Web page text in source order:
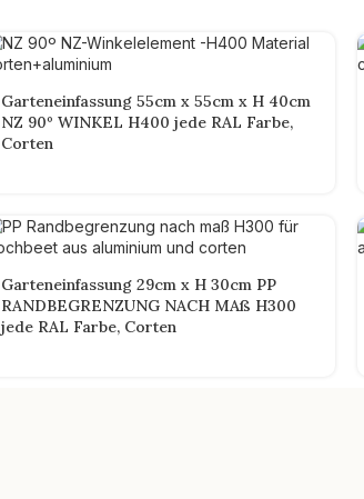
Garteneinfassung 55cm x 55cm x H 40cm
NZ 90º WINKEL H400 jede RAL Farbe,
Corten
Garteneinfassung 29cm x H 30cm PP
RANDBEGRENZUNG NACH MAß H300
jede RAL Farbe, Corten